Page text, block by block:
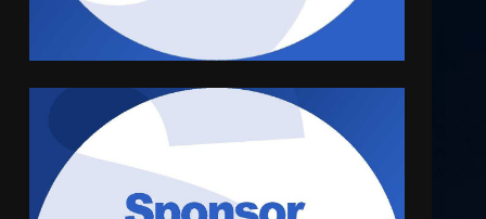
5
Grazia Neglia, coordinatrice
cittadina di Fratelli d’Italia,
pronta a tornare in Consiglio
6 Agosto 2026 08:00
Cura dei beni comuni e
cittadinanza attiva: online
l’avviso per la gestione
condivisa della Villetta di